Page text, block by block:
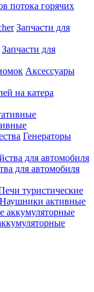
потока горячих
Запчасти для
Запчасти для
Аксессуары
на катера
Генераторы
для автомобиля
туристические
Наушники активные